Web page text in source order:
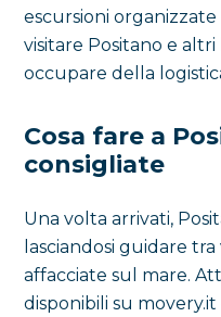
escursioni
visitare Positano e
occupare della
Cosa fare a
consigliate
Una volta arrivati,
lasciandosi guidare
affacciate sul mare.
disponibili su movery.it